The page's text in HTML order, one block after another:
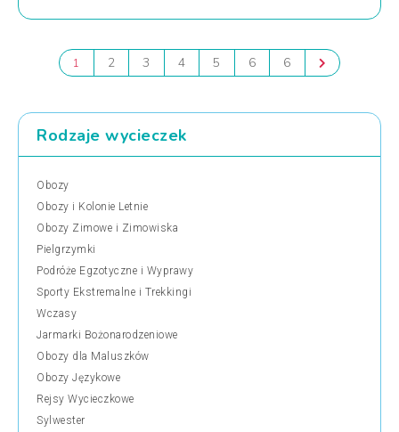
1 2 3 4 5 6 6
Rodzaje wycieczek
Obozy
Obozy i Kolonie Letnie
Obozy Zimowe i Zimowiska
Pielgrzymki
Podróże Egzotyczne i Wyprawy
Sporty Ekstremalne i Trekkingi
Wczasy
Jarmarki Bożonarodzeniowe
Obozy dla Maluszków
Obozy Językowe
Rejsy Wycieczkowe
Sylwester